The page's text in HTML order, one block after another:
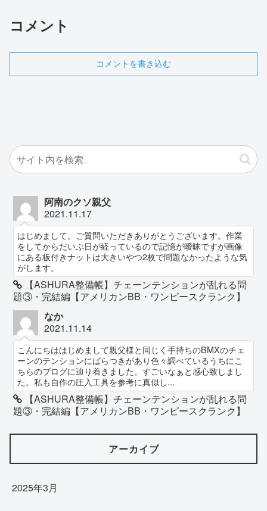
コメント
コメントを書き込む
阿南のクソ親父
2021.11.17
はじめまして。ご質問いただきありがとうございます。作業
をしてからだいぶ日が経っているので記憶が曖昧ですが画像
にある板付きナットは大きいやつ2枚で問題なかったような気
がします。
【ASHURA整備帳】チェーンテンションが乱れる問
題③・完結編【アメリカンBB・ワンピースクランク】
なか
2021.11.14
こんにちははじめまして親父様と同じく手持ちのBMXのチェ
ーンのテンションにばらつきがあり色々調べているうちにこ
ちらのブログに辿り着きました。すごいなぁと感心致しまし
た。私も自作の圧入工具を参考に真似し...
【ASHURA整備帳】チェーンテンションが乱れる問
題③・完結編【アメリカンBB・ワンピースクランク】
アーカイブ
2025年3月